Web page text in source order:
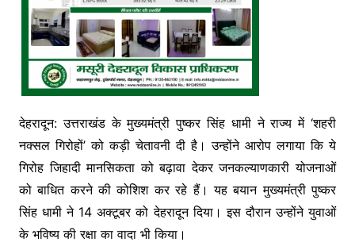
देहरादून: उत्तराखंड के मुख्यमंत्री पुष्कर सिंह धामी ने राज्य में ‘शहरी
नक्सल गिरोहों’ को कड़ी चेतावनी दी है। उन्होंने आरोप लगाया कि ये
गिरोह जिहादी मानसिकता को बढ़ावा देकर जनकल्याणकारी योजनाओं
को बाधित करने की कोशिश कर रहे हैं। यह बयान मुख्यमंत्री पुष्कर
सिंह धामी ने 14 अक्टूबर को देहरादून दिया। इस दौरान उन्होंने युवाओं
के भविष्य की रक्षा का वादा भी किया।